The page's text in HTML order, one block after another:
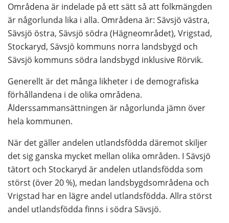
Områdena är indelade på ett sätt så att folkmängden
är någorlunda lika i alla. Områdena är: Sävsjö västra,
Sävsjö östra, Sävsjö södra (Hägneområdet), Vrigstad,
Stockaryd, Sävsjö kommuns norra landsbygd och
Sävsjö kommuns södra landsbygd inklusive Rörvik.
Generellt är det många likheter i de demografiska
förhållandena i de olika områdena.
Ålderssammansättningen är någorlunda jämn över
hela kommunen.
När det gäller andelen utlandsfödda däremot skiljer
det sig ganska mycket mellan olika områden. I Sävsjö
tätort och Stockaryd är andelen utlandsfödda som
störst (över 20 %), medan landsbygdsområdena och
Vrigstad har en lägre andel utlandsfödda. Allra störst
andel utlandsfödda finns i södra Sävsjö.